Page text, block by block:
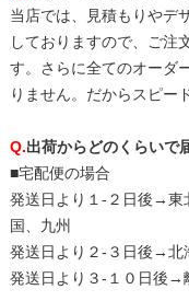
当店では、見積もりやデ
しておりますので、ご注
す。さらに全てのオーダ
りません。だからスピー
Q.出荷からどのくらいで
■宅配便の場合
発送日より１-２日後→東
国、九州
発送日より２-３日後→北
発送日より３-１０日後→